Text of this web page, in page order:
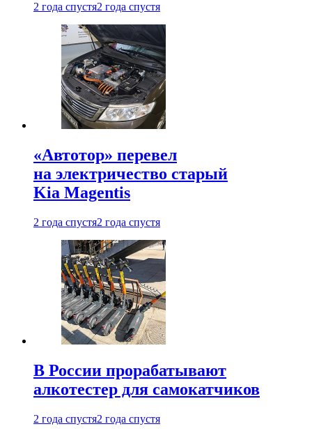
2 года спустя2 года спустя
«Автотор» перевел
на электричество старый
Kia Magentis
2 года спустя2 года спустя
В России прорабатывают
алкотестер для самокатчиков
2 года спустя2 года спустя